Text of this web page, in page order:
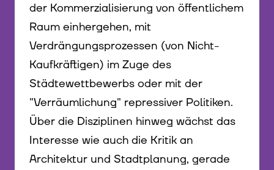
der Kommerzialisierung von öffentlichem
Raum einhergehen, mit
Verdrängungsprozessen (von Nicht-
Kaufkräftigen) im Zuge des
Städtewettbewerbs oder mit der
"Verräumlichung" repressiver Politiken.
Über die Disziplinen hinweg wächst das
Interesse wie auch die Kritik an
Architektur und Stadtplanung, gerade